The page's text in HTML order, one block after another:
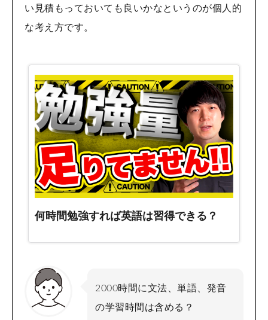
い見積もっておいても良いかなというのが個人的
な考え方です。
2000時間に文法、単語、発音
の学習時間は含める？